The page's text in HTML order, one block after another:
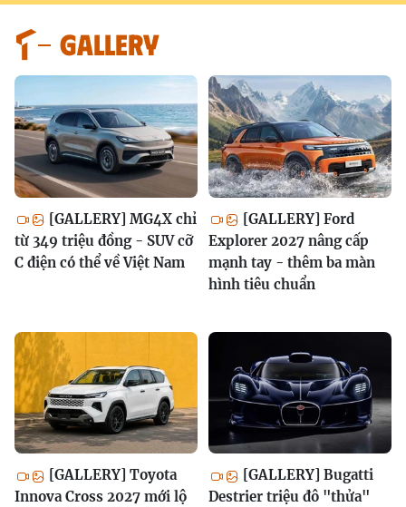
GALLERY
[GALLERY] MG4X chỉ
từ 349 triệu đồng - SUV cỡ
C điện có thể về Việt Nam
[GALLERY] Ford
Explorer 2027 nâng cấp
mạnh tay - thêm ba màn
hình tiêu chuẩn
[GALLERY] Toyota
Innova Cross 2027 mới lộ
[GALLERY] Bugatti
Destrier triệu đô "thửa"